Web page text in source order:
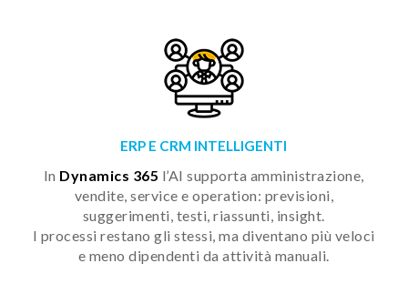
ERP E CRM INTELLIGENTI
In Dynamics 365 l’AI supporta amministrazione,
vendite, service e operation: previsioni,
suggerimenti, testi, riassunti, insight.
I processi restano gli stessi, ma diventano più veloci
e meno dipendenti da attività manuali.